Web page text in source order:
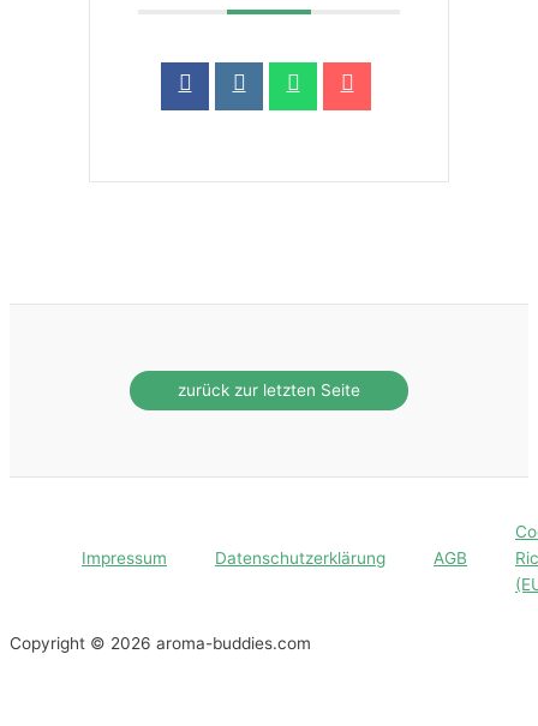
Impressum Datenschutzerklärung AGB
Copyright © 2026 aroma-buddies.com